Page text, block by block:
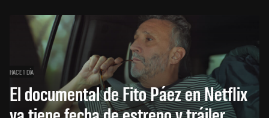
HACE 1 DÍA
El documental de Fito Páez en Netflix